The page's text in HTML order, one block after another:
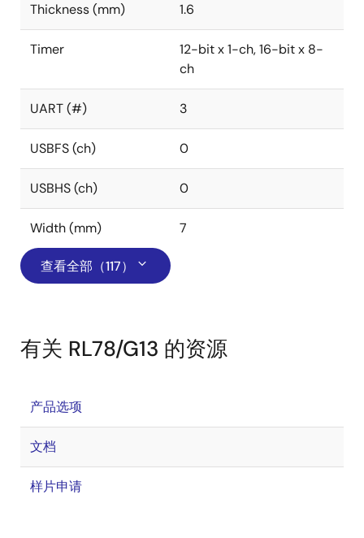
Thickness (mm) 1.6
Timer
12-bit x 1-ch, 16-bit x 8-
ch
UART (#) 3
USBFS (ch) 0
USBHS (ch) 0
Width (mm) 7
查看全部（117）
有关 RL78/G13 的资源
产品选项
文档
样片申请